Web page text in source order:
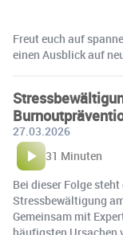
Freut euch auf
einen Ausblick auf
27.03.2026
31 Minuten
Bei dieser Folge
Stressbewältigung
Gemeinsam mit